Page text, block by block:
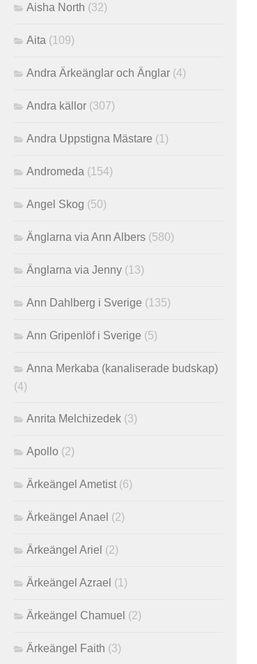
Aisha North (32)
Aita (109)
Andra Ärkeänglar och Änglar (4)
Andra källor (307)
Andra Uppstigna Mästare (1)
Andromeda (154)
Angel Skog (50)
Änglarna via Ann Albers (580)
Änglarna via Jenny (13)
Ann Dahlberg i Sverige (135)
Ann Gripenlöf i Sverige (5)
Anna Merkaba (kanaliserade budskap)
(4)
Anrita Melchizedek (3)
Apollo (2)
Ärkeängel Ametist (6)
Ärkeängel Anael (2)
Ärkeängel Ariel (2)
Ärkeängel Azrael (1)
Ärkeängel Chamuel (2)
Ärkeängel Faith (3)